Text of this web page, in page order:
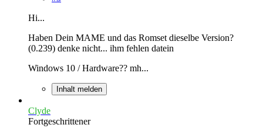
Hi...
Haben Dein MAME und das Romset dieselbe Version?
(0.239) denke nicht... ihm fehlen datein
Windows 10 / Hardware?? mh...
Inhalt melden
Clyde
Fortgeschrittener